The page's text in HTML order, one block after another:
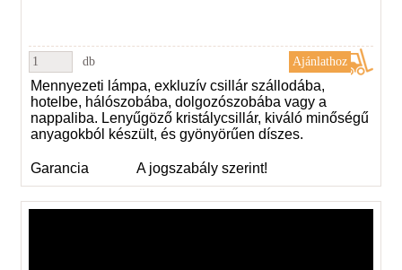
db
Mennyezeti lámpa, exkluzív csillár szállodába,
hotelbe, hálószobába, dolgozószobába vagy a
nappaliba. Lenyűgöző kristálycsillár, kiváló minőségű
anyagokból készült, és gyönyörűen díszes.
Garancia A jogszabály szerint!